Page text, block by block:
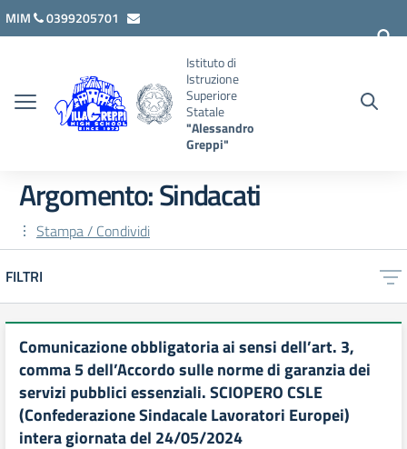
Vai ai contenuti
Vai al menu di navigazione
Vai al footer
MIM
0399205701
Istituto di
Istruzione
Superiore
Statale
"Alessandro
Greppi"
Argomento: Sindacati
Stampa / Condividi
FILTRI
Comunicazione obbligatoria ai sensi dell’art. 3,
comma 5 dell’Accordo sulle norme di garanzia dei
servizi pubblici essenziali. SCIOPERO CSLE
(Confederazione Sindacale Lavoratori Europei)
intera giornata del 24/05/2024